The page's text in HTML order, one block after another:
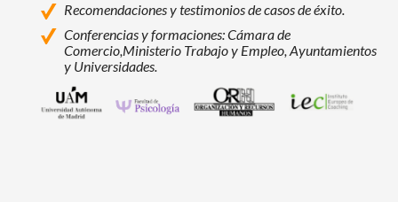
Recomendaciones y testimonios de casos de éxito.
Conferencias y formaciones: Cámara de
Comercio,Ministerio Trabajo y Empleo, Ayuntamientos
y Universidades.
Universidad Autónoma de Madrid
Facultad de Psicología - Universidad
Programas de Máster, Experto y
Instituto Europeo de